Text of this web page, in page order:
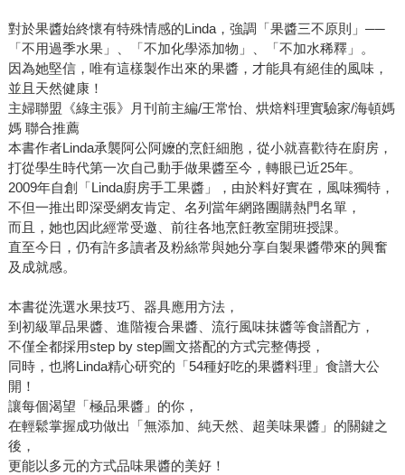
對於果醬始終懷有特殊情感的Linda，強調「果醬三不原則」──
「不用過季水果」、「不加化學添加物」、「不加水稀釋」。
因為她堅信，唯有這樣製作出來的果醬，才能具有絕佳的風味，
並且天然健康！
主婦聯盟《綠主張》月刊前主編/王常怡、烘焙料理實驗家/海頓媽
媽 聯合推薦
本書作者Linda承襲阿公阿嬤的烹飪細胞，從小就喜歡待在廚房，
打從學生時代第一次自己動手做果醬至今，轉眼已近25年。
2009年自創「Linda廚房手工果醬」，由於料好實在，風味獨特，
不但一推出即深受網友肯定、名列當年網路團購熱門名單，
而且，她也因此經常受邀、前往各地烹飪教室開班授課。
直至今日，仍有許多讀者及粉絲常與她分享自製果醬帶來的興奮
及成就感。
本書從洗選水果技巧、器具應用方法，
到初級單品果醬、進階複合果醬、流行風味抹醬等食譜配方，
不僅全都採用step by step圖文搭配的方式完整傳授，
同時，也將Linda精心研究的「54種好吃的果醬料理」食譜大公
開！
讓每個渴望「極品果醬」的你，
在輕鬆掌握成功做出「無添加、純天然、超美味果醬」的關鍵之
後，
更能以多元的方式品味果醬的美好！